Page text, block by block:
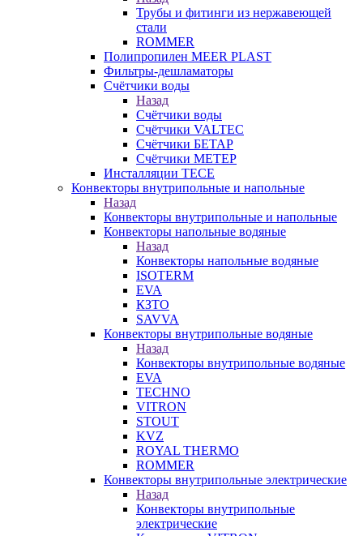
Трубы и фитинги из нержавеющей
стали
ROMMER
Полипропилен MEER PLAST
Фильтры-дешламаторы
Счётчики воды
Назад
Счётчики воды
Счётчики VALTEC
Счётчики БЕТАР
Счётчики МЕТЕР
Инсталляции TECE
Конвекторы внутрипольные и напольные
Назад
Конвекторы внутрипольные и напольные
Конвекторы напольные водяные
Назад
Конвекторы напольные водяные
ISOTERM
EVA
КЗТО
SAVVA
Конвекторы внутрипольные водяные
Назад
Конвекторы внутрипольные водяные
EVA
TECHNO
VITRON
STOUT
KVZ
ROYAL THERMO
ROMMER
Конвекторы внутрипольные электрические
Назад
Конвекторы внутрипольные
электрические